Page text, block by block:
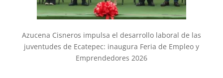
Azucena Cisneros impulsa el desarrollo laboral de las
juventudes de Ecatepec: inaugura Feria de Empleo y
Emprendedores 2026